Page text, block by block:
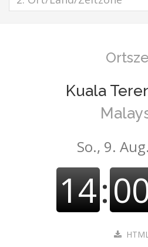
Kuala
So., 9.
14: